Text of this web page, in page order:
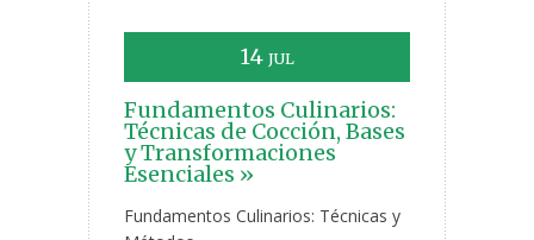
14 JUL
Fundamentos Culinarios:
Técnicas de Cocción, Bases
y Transformaciones
Esenciales »
Fundamentos Culinarios: Técnicas y